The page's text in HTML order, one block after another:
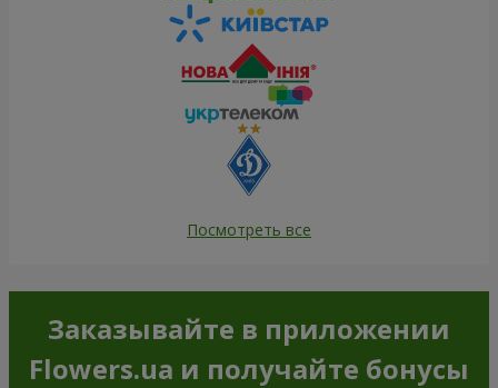
Посмотреть все
Заказывайте в приложении
Flowers.ua и получайте бонусы